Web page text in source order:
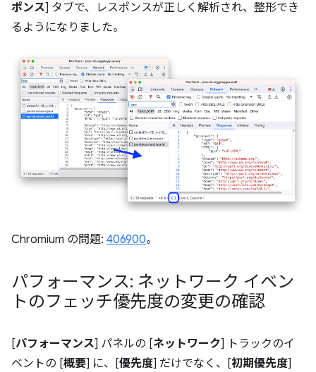
ポンス] タブで、レスポンスが正しく解析され、整形でき
るようになりました。
Chromium の問題: 406900。
パフォーマンス: ネットワーク イベン
トのフェッチ優先度の変更の確認
[パフォーマンス] パネルの [ネットワーク] トラックのイ
ベントの [概要] に、[優先度] だけでなく、[初期優先度]